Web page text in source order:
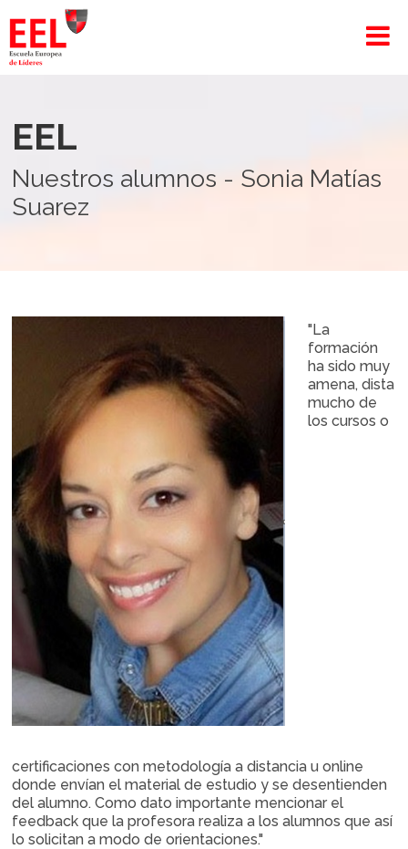
EEL
Nuestros alumnos - Sonia Matías
Suarez
"La
formación
ha sido muy
amena, dista
mucho de
los cursos o
certificaciones con metodología a distancia u online
donde envían el material de estudio y se desentienden
del alumno. Como dato importante mencionar el
feedback que la profesora realiza a los alumnos que así
lo solicitan a modo de orientaciones."